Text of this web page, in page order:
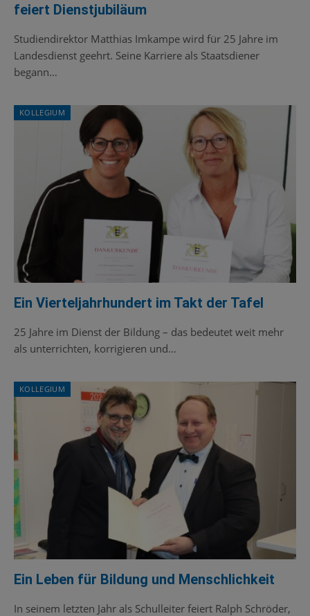
feiert Dienstjubiläum
Studiendirektor Matthias Imkampe wird für 25 Jahre im
Landesdienst geehrt. Seine Karriere als Staatsdiener
begann…
KOLLEGIUM
Ein Vierteljahrhundert im Takt der Tafel
25 Jahre im Dienst der Bildung – das bedeutet weit mehr
als unterrichten, korrigieren und…
KOLLEGIUM
Ein Leben für Bildung und Menschlichkeit
In seinem letzten Jahr als Schulleiter feiert Ralph Schröder,